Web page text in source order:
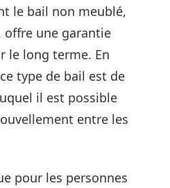
le bail non meublé,
une garantie
le long terme. En
type de bail est de
il est possible
entre les
pour les personnes